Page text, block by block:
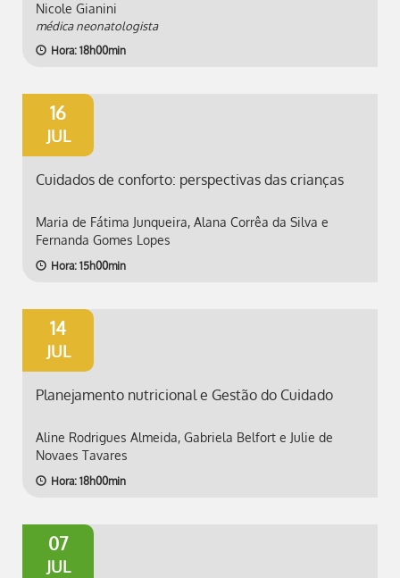
Nicole Gianini
médica neonatologista
Hora: 18h00min
16
JUL
Cuidados de conforto: perspectivas das crianças
Maria de Fátima Junqueira, Alana Corrêa da Silva e
Fernanda Gomes Lopes
Hora: 15h00min
14
JUL
Planejamento nutricional e Gestão do Cuidado
Aline Rodrigues Almeida, Gabriela Belfort e Julie de
Novaes Tavares
Hora: 18h00min
07
JUL